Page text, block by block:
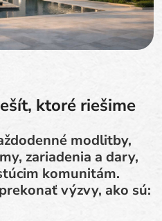
ktoré riešime
modlitby,
zariadenia a dary,
komunitám.
výzvy, ako sú: